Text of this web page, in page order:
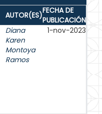
AUTOR(ES)FECHA DE
PUBLICACIÓN
Diana
Karen
Montoya
Ramos
1-nov-2023